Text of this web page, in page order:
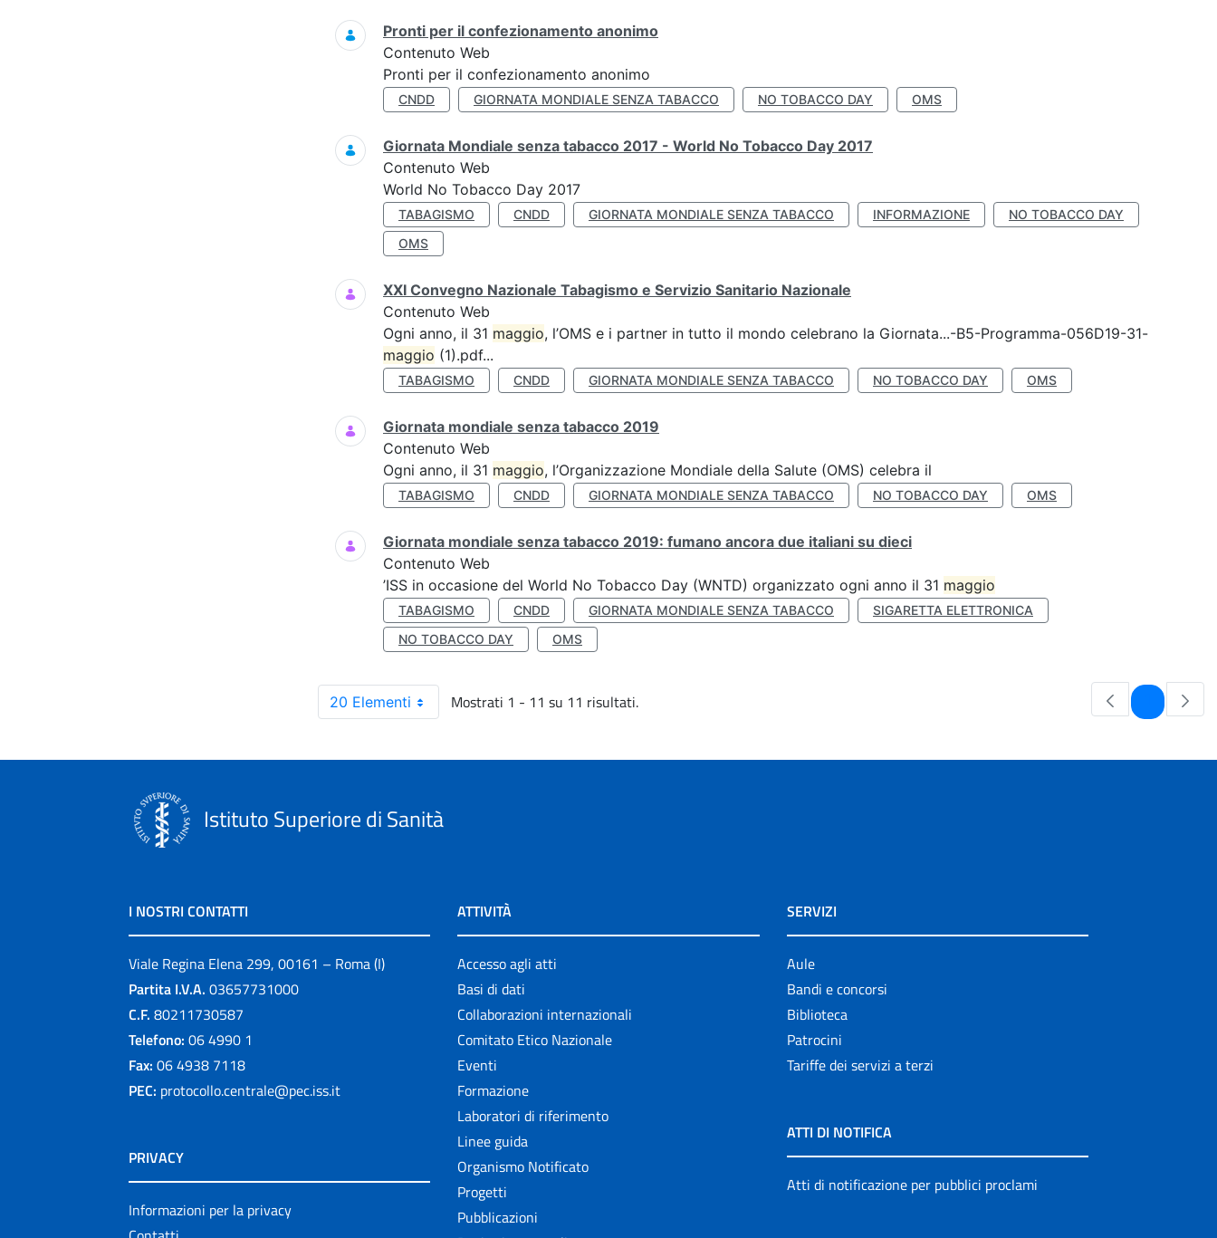
Pronti per il confezionamento anonimo
Contenuto Web
Pronti per il confezionamento anonimo
CNDD GIORNATA MONDIALE SENZA TABACCO NO TOBACCO DAY OMS
Giornata Mondiale senza tabacco 2017 - World No Tobacco Day 2017
Contenuto Web
World No Tobacco Day 2017
TABAGISMO CNDD GIORNATA MONDIALE SENZA TABACCO INFORMAZIONE
NO TOBACCO DAY
OMS
XXI Convegno Nazionale Tabagismo e Servizio Sanitario Nazionale
Contenuto Web
Ogni anno, il 31 maggio, l’OMS e i partner in tutto il mondo celebrano la Giornata...-B5-Programma-056D19-31-
maggio (1).pdf...
TABAGISMO CNDD GIORNATA MONDIALE SENZA TABACCO NO TOBACCO DAY OMS
Giornata mondiale senza tabacco 2019
Contenuto Web
Ogni anno, il 31 maggio, l’Organizzazione Mondiale della Salute (OMS) celebra il
TABAGISMO CNDD GIORNATA MONDIALE SENZA TABACCO NO TOBACCO DAY OMS
Giornata mondiale senza tabacco 2019: fumano ancora due italiani su dieci
Contenuto Web
’ISS in occasione del World No Tobacco Day (WNTD) organizzato ogni anno il 31 maggio
TABAGISMO CNDD GIORNATA MONDIALE SENZA TABACCO
SIGARETTA ELETTRONICA
NO TOBACCO DAY
OMS
20 Elementi Mostrati 1 - 11 su 11 risultati. Pagina
Istituto Superiore di Sanità
I NOSTRI CONTATTI
Viale Regina Elena 299, 00161 – Roma (I)
Partita I.V.A. 03657731000
C.F. 80211730587
Telefono: 06 4990 1
Fax: 06 4938 7118
PEC: protocollo.centrale@pec.iss.it
PRIVACY
Informazioni per la privacy
ATTIVITÀ
Accesso agli atti
Basi di dati
Collaborazioni internazionali
Comitato Etico Nazionale
Eventi
Formazione
Laboratori di riferimento
Linee guida
Organismo Notificato
Progetti
Pubblicazioni
SERVIZI
Aule
Bandi e concorsi
Biblioteca
Patrocini
Tariffe dei servizi a terzi
ATTI DI NOTIFICA
Atti di notificazione per pubblici proclami